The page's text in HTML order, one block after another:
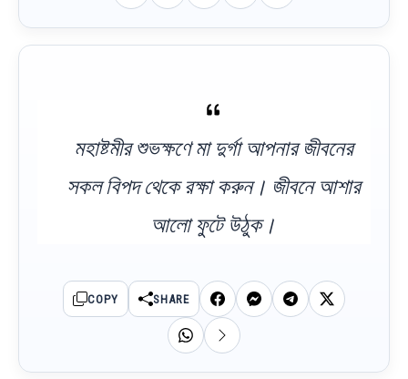
মহাষ্টমীর শুভক্ষণে মা দুর্গা আপনার জীবনের
সকল বিপদ থেকে রক্ষা করুন। জীবনে আশার
আলো ফুটে উঠুক।
COPY SHARE